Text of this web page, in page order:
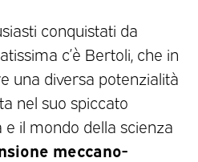
conquistati da
c’è Bertoli, che in
una diversa potenzialità
nel suo spiccato
il mondo della scienza
meccano-